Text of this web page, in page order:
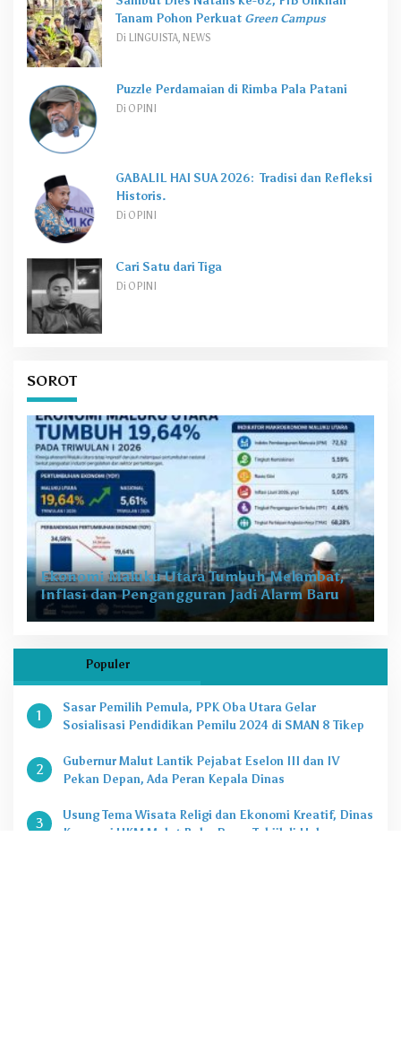
Tanam Pohon Perkuat Green Campus
Di LINGUISTA, NEWS
Puzzle Perdamaian di Rimba Pala Patani
Di OPINI
GABALIL HAI SUA 2026: Tradisi dan Refleksi
Historis.
Di OPINI
Cari Satu dari Tiga
Di OPINI
SOROT
Ekonomi Maluku Utara Tumbuh Melambat,
Inflasi dan Pengangguran Jadi Alarm Baru
Populer
1
Sasar Pemilih Pemula, PPK Oba Utara Gelar
Sosialisasi Pendidikan Pemilu 2024 di SMAN 8 Tikep
2
Gubernur Malut Lantik Pejabat Eselon III dan IV
Pekan Depan, Ada Peran Kepala Dinas
3
Usung Tema Wisata Religi dan Ekonomi Kreatif, Dinas
Koperasi UKM Malut Buka Pasar Takjil di Halaman